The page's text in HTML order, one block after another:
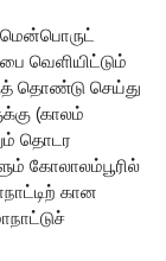
மென்பொருட்
வெளியிட்டும்
தொண்டு செய்து
(காலம்
தொடர
கோலாலம்பூரில்
கான